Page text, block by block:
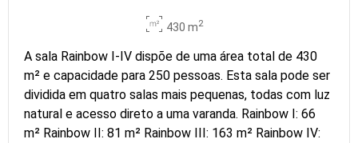
430 m2
A sala Rainbow I-IV dispõe de uma área total de 430
m² e capacidade para 250 pessoas. Esta sala pode ser
dividida em quatro salas mais pequenas, todas com luz
natural e acesso direto a uma varanda. Rainbow I: 66
m² Rainbow II: 81 m² Rainbow III: 163 m² Rainbow IV: